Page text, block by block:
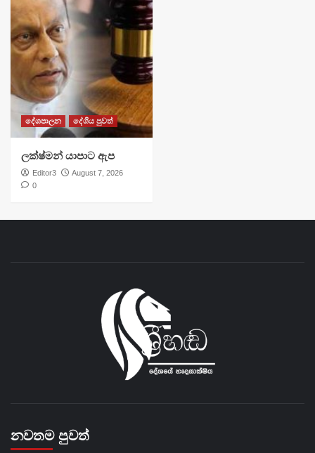
දේශපාලන දේශීය පුවත්
ලක්ෂ්මන් යාපාට ඇප
Editor3
August 7, 2026
0
නවතම පුවත්